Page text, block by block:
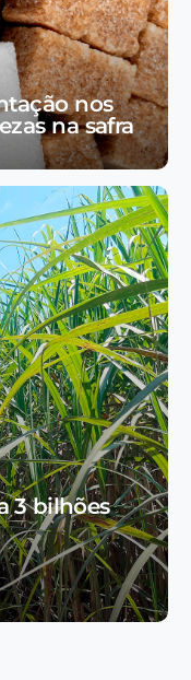
nos
na safra
3 bilhões